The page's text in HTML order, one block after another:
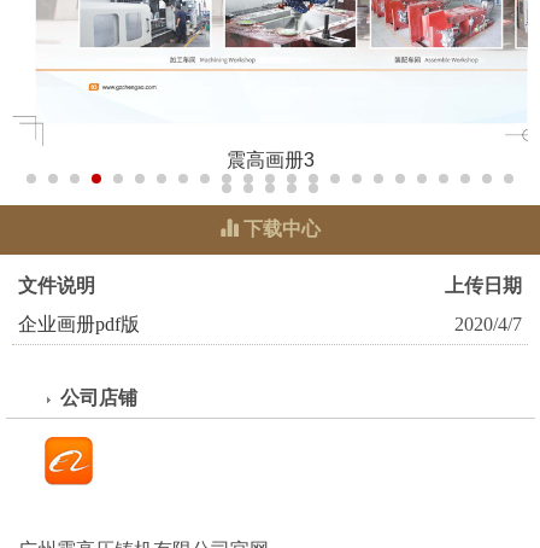
震高画册3
下载中心
文件说明
上传日期
企业画册pdf版
2020/4/7
公司店铺